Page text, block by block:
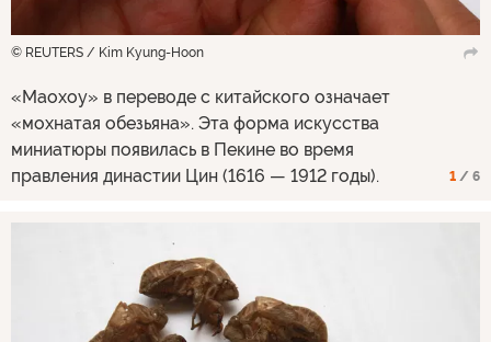
© REUTERS / Kim Kyung-Hoon
«Маохоу» в переводе с китайского означает
«мохнатая обезьяна». Эта форма искусства
миниатюры появилась в Пекине во время
правления династии Цин (1616 — 1912 годы).
1 / 6